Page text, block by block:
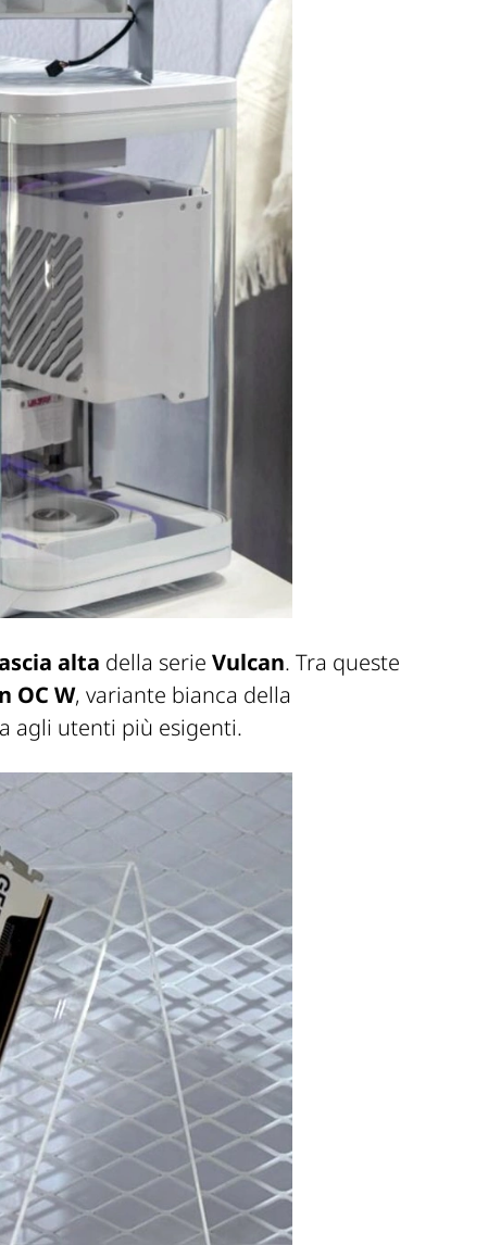
alta della serie Vulcan. Tra queste
OC W, variante bianca della
agli utenti più esigenti.